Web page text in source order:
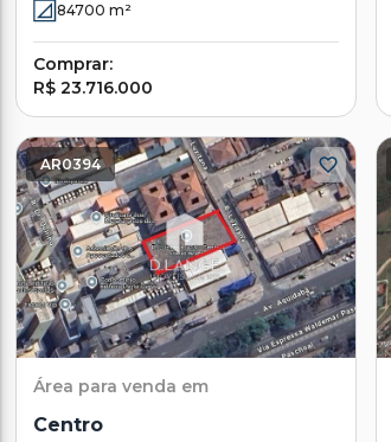
84700 m²
Comprar:
R$ 23.716.000
AR0394
Área para venda em
Centro